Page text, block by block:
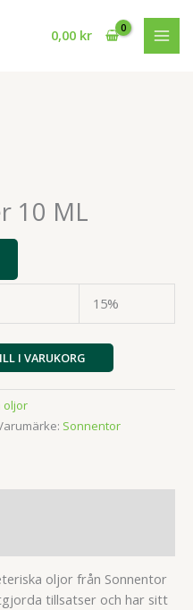
0,00 kr
10 ML
15%
I VARUKORG
oljor
Sonnentor
oljor från Sonnentor
tillsatser och har sitt